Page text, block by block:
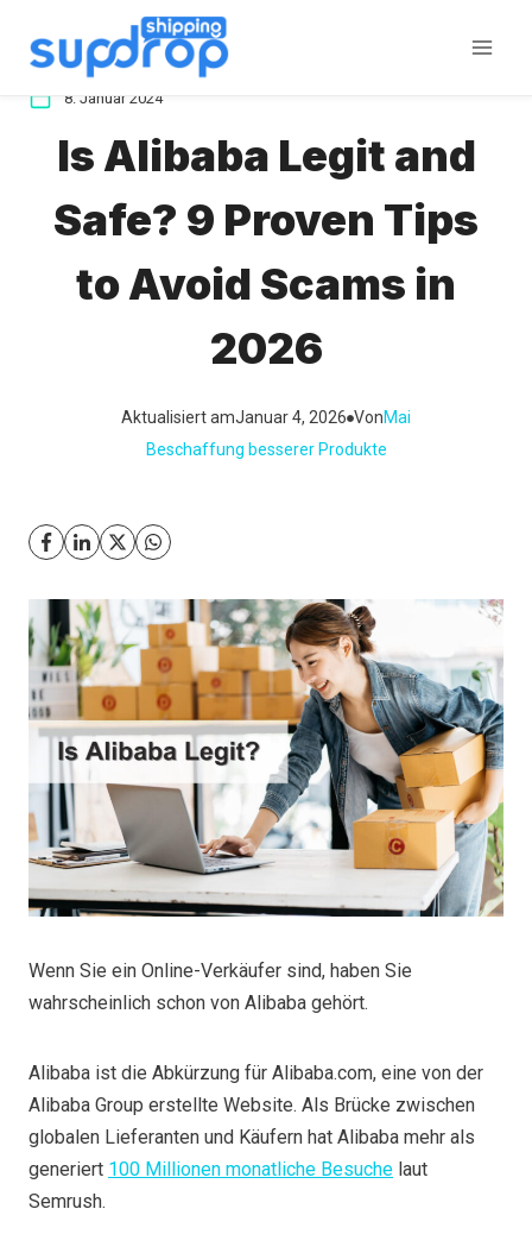
Inhalt
8. Januar 2024
Is Alibaba Legit and
Safe? 9 Proven Tips
to Avoid Scams in
2026
Aktualisiert amJanuar 4, 2026 VonMai
Beschaffung besserer Produkte
Wenn Sie ein Online-Verkäufer sind, haben Sie
wahrscheinlich schon von Alibaba gehört.
Alibaba ist die Abkürzung für Alibaba.com, eine von der
Alibaba Group erstellte Website. Als Brücke zwischen
globalen Lieferanten und Käufern hat Alibaba mehr als
generiert 100 Millionen monatliche Besuche laut
Semrush.